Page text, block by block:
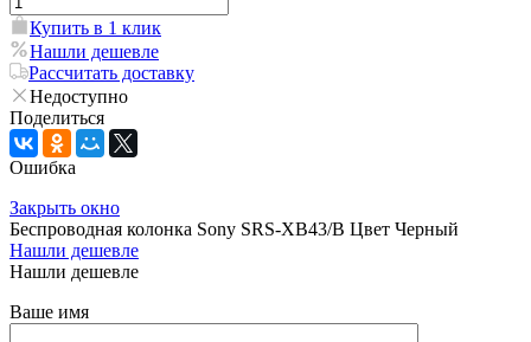
Купить в 1 клик
Нашли дешевле
Рассчитать доставку
Недоступно
Поделиться
Ошибка
Закрыть окно
Беспроводная колонка Sony SRS-XB43/B Цвет Черный
Нашли дешевле
Нашли дешевле
Ваше имя